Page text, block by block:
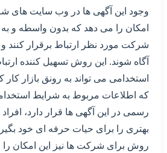
وجود این آگهی ها در وب سایت های
امکان را می دهد که بدون واسطه و
شرکت مورد نظر ارتباط برقرار
آگاه شوند. این روش تسهیل کننده
استخدامی می تواند به رونق بازار کار
که اطلاعات مربوط به شرایط
رسمی در این آگهی ها قرار دارد،
بهتری را برای حیات حرفه ای خود
روش برای شرکت ها نیز این امکان را